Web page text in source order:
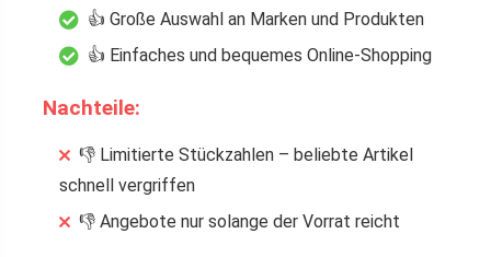
👍 Große Auswahl an Marken und Produkten
👍 Einfaches und bequemes Online-Shopping
Nachteile:
👎 Limitierte Stückzahlen – beliebte Artikel
schnell vergriffen
👎 Angebote nur solange der Vorrat reicht